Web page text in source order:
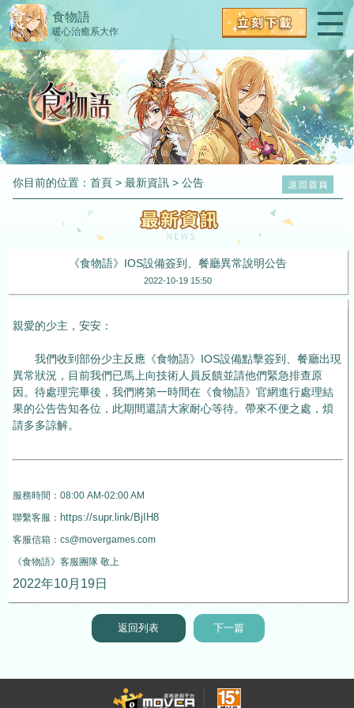
食物語
暖心治癒系大作
你目前的位置：首頁 >最新資訊 >公告
《食物語》IOS設備簽到、餐廳異常說明公告
2022-10-19 15:50
親愛的少主，安安：
我們收到部份少主反應《食物語》IOS設備點擊簽到、餐廳出現
異常狀況，目前我們已馬上向技術人員反饋並請他們緊急排查原
因。待處理完畢後，我們將第一時間在《食物語》官網進行處理結
果的公告告知各位，此期間還請大家耐心等待。帶來不便之處，煩
請多多諒解。
服務時間：08:00 AM-02:00 AM
聯繫客服： https://supr.link/BjIH8
客服信箱：cs@movergames.com
《食物語》客服團隊 敬上
2022年10月19日
返回列表 下一篇